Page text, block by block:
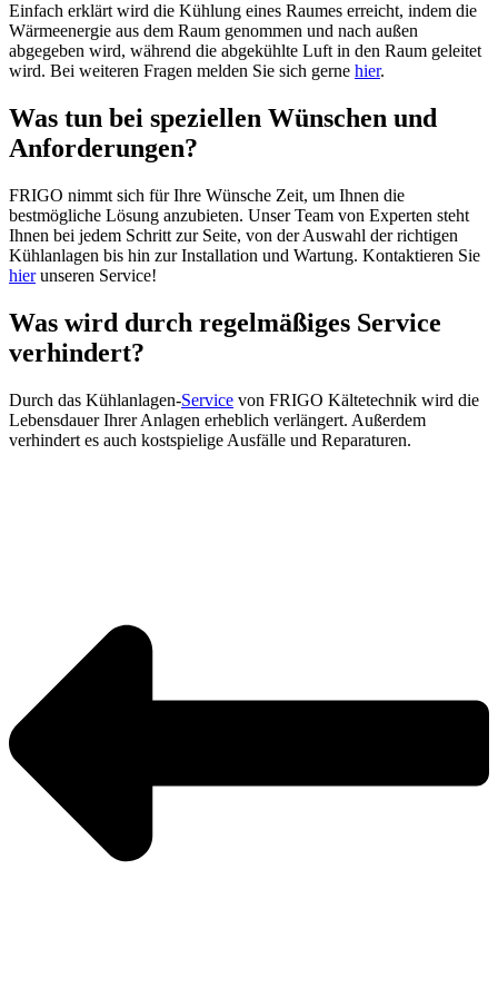
Einfach erklärt wird die Kühlung eines Raumes erreicht, indem die
Wärmeenergie aus dem Raum genommen und nach außen
abgegeben wird, während die abgekühlte Luft in den Raum geleitet
wird. Bei weiteren Fragen melden Sie sich gerne hier.
Was tun bei speziellen Wünschen und
Anforderungen?
FRIGO nimmt sich für Ihre Wünsche Zeit, um Ihnen die
bestmögliche Lösung anzubieten. Unser Team von Experten steht
Ihnen bei jedem Schritt zur Seite, von der Auswahl der richtigen
Kühlanlagen bis hin zur Installation und Wartung. Kontaktieren Sie
hierunseren Service!
Was wird durch regelmäßiges Service
verhindert?
Durch das Kühlanlagen-Service von FRIGO Kältetechnik wird die
Lebensdauer Ihrer Anlagen erheblich verlängert. Außerdem
verhindert es auch kostspielige Ausfälle und Reparaturen.